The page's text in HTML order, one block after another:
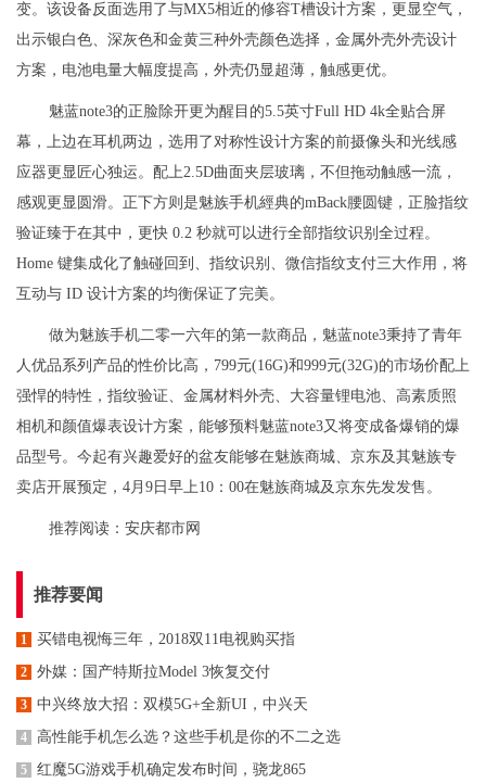
变。该设备反面选用了与MX5相近的修容T槽设计方案，更显空气，
出示银白色、深灰色和金黄三种外壳颜色选择，金属外壳外壳设计
方案，电池电量大幅度提高，外壳仍显超薄，触感更优。
魅蓝note3的正脸除开更为醒目的5.5英寸Full HD 4k全贴合屏
幕，上边在耳机两边，选用了对称性设计方案的前摄像头和光线感
应器更显匠心独运。配上2.5D曲面夹层玻璃，不但拖动触感一流，
感观更显圆滑。正下方则是魅族手机經典的mBack腰圆键，正脸指纹
验证臻于在其中，更快 0.2 秒就可以进行全部指纹识别全过程。
Home 键集成化了触碰回到、指纹识别、微信指纹支付三大作用，将
互动与 ID 设计方案的均衡保证了完美。
做为魅族手机二零一六年的第一款商品，魅蓝note3秉持了青年
人优品系列产品的性价比高，799元(16G)和999元(32G)的市场价配上
强悍的特性，指纹验证、金属材料外壳、大容量锂电池、高素质照
相机和颜值爆表设计方案，能够预料魅蓝note3又将变成备爆销的爆
品型号。今起有兴趣爱好的盆友能够在魅族商城、京东及其魅族专
卖店开展预定，4月9日早上10：00在魅族商城及京东先发发售。
推荐阅读： 安庆都市网
推荐要闻
1 买错电视悔三年，2018双11电视购买指
2 外媒：国产特斯拉Model 3恢复交付
3 中兴终放大招：双模5G+全新UI，中兴天
4 高性能手机怎么选？这些手机是你的不二之选
5 红魔5G游戏手机确定发布时间，骁龙865